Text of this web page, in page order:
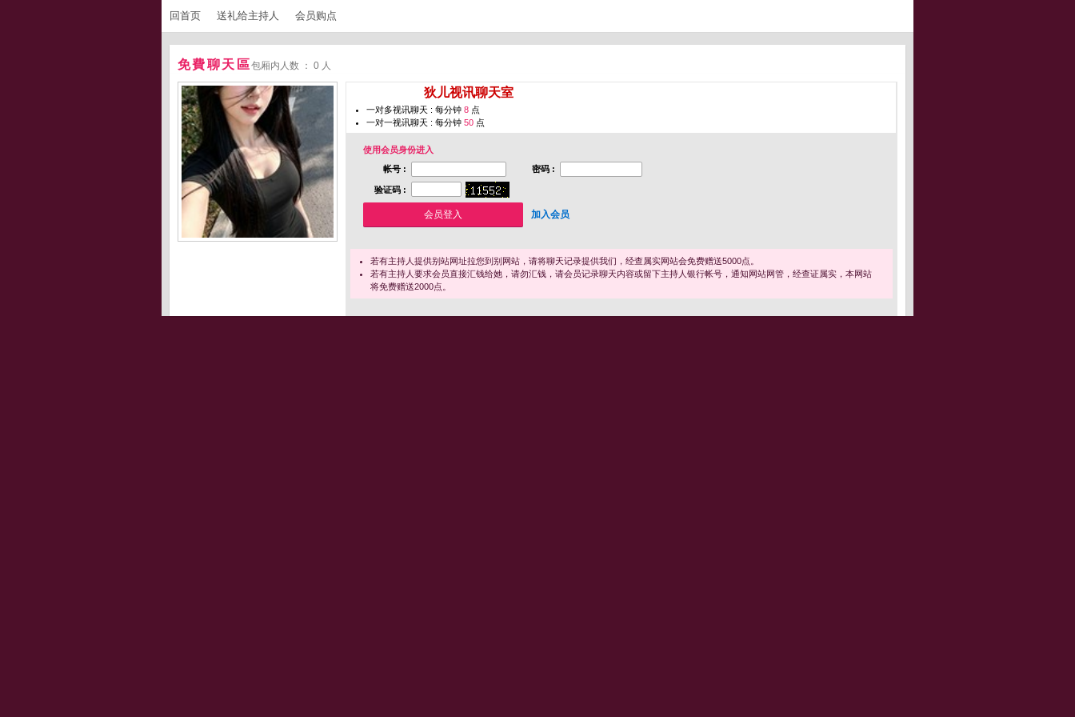
回首页 送礼给主持人 会员购点
免費聊天區包厢内人数 ： 0 人
狄儿视讯聊天室
一对多视讯聊天 : 每分钟 8 点
一对一视讯聊天 : 每分钟 50 点
使用会员身份进入
帐号 :
密码 :
验证码 :
加入会员
若有主持人提供别站网址拉您到别网站，请将聊天记录提供我们，经查属实网站会免费赠送5000点。
若有主持人要求会员直接汇钱给她，请勿汇钱，请会员记录聊天内容或留下主持人银行帐号，通知网站网管，经查证属实，本网站
将免费赠送2000点。